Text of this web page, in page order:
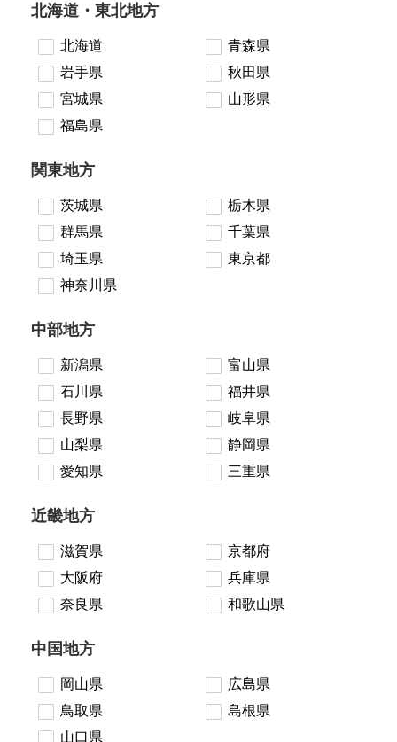
北海道・東北地方
北海道
青森県
岩手県
秋田県
宮城県
山形県
福島県
関東地方
茨城県
栃木県
群馬県
千葉県
埼玉県
東京都
神奈川県
中部地方
新潟県
富山県
石川県
福井県
長野県
岐阜県
山梨県
静岡県
愛知県
三重県
近畿地方
滋賀県
京都府
大阪府
兵庫県
奈良県
和歌山県
中国地方
岡山県
広島県
鳥取県
島根県
山口県